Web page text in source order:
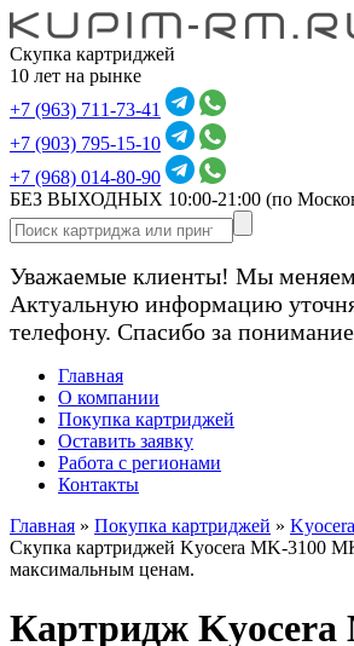
Скупка картриджей
10 лет на рынке
+7 (963) 711-73-41
+7 (903) 795-15-10
+7 (968) 014-80-90
БЕЗ ВЫХОДНЫХ 10:00-21:00 (по
Уважаемые клиенты! Мы меняем
Актуальную информацию
телефону. Спасибо за
Главная
О компании
Покупка картриджей
Оставить заявку
Работа с регионами
Контакты
Главная » Покупка картриджей » Kyocera
Скупка картриджей Kyocera MK-3100
максимальным ценам.
Картридж Kyocera